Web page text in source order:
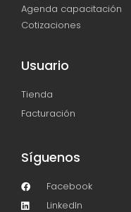
Agenda capacitación
Cotizaciones
Usuario
Tienda
Facturación
Síguenos
Facebook
LinkedIn